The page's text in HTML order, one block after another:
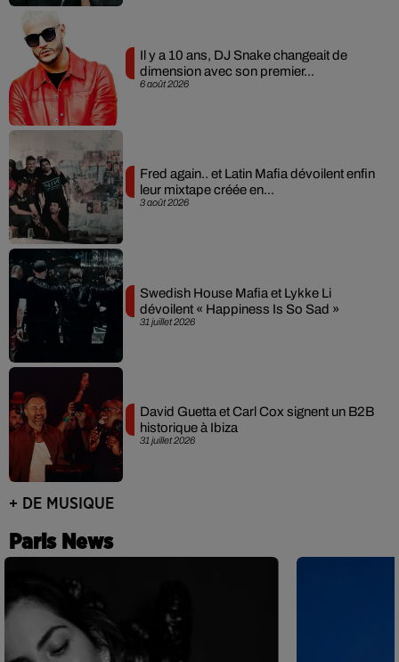
6 août 2026
Il y a 10 ans, DJ Snake changeait de
dimension avec son premier...
3 août 2026
Fred again.. et Latin Mafia dévoilent enfin
leur mixtape créée en...
31 juillet 2026
Swedish House Mafia et Lykke Li
dévoilent « Happiness Is So Sad »
31 juillet 2026
David Guetta et Carl Cox signent un B2B
historique à Ibiza
+ DE MUSIQUE
Paris News